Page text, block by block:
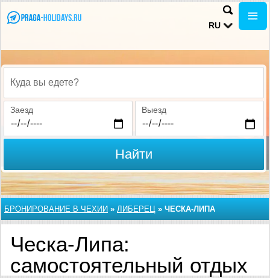
RU
Куда вы едете?
Заезд Выезд
Найти
БРОНИРОВАНИЕ В ЧЕХИИ » ЛИБЕРЕЦ » ЧЕСКА-ЛИПА
Ческа-Липа:
самостоятельный отдых